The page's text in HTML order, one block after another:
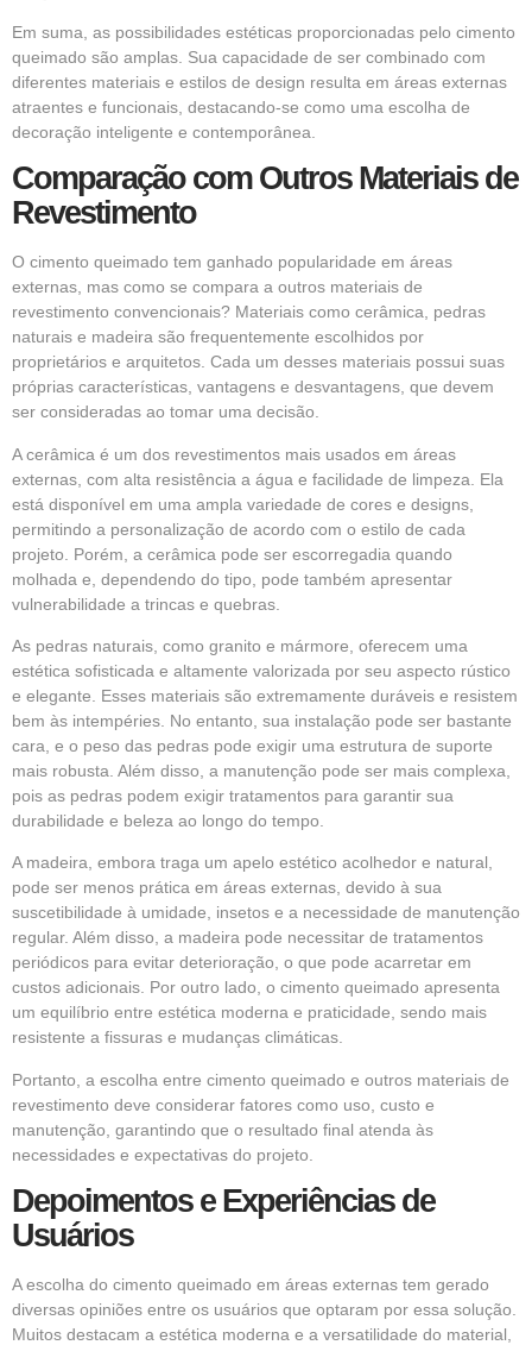
Em suma, as possibilidades estéticas proporcionadas pelo cimento
queimado são amplas. Sua capacidade de ser combinado com
diferentes materiais e estilos de design resulta em áreas externas
atraentes e funcionais, destacando-se como uma escolha de
decoração inteligente e contemporânea.
Comparação com Outros Materiais de
Revestimento
O cimento queimado tem ganhado popularidade em áreas
externas, mas como se compara a outros materiais de
revestimento convencionais? Materiais como cerâmica, pedras
naturais e madeira são frequentemente escolhidos por
proprietários e arquitetos. Cada um desses materiais possui suas
próprias características, vantagens e desvantagens, que devem
ser consideradas ao tomar uma decisão.
A cerâmica é um dos revestimentos mais usados em áreas
externas, com alta resistência a água e facilidade de limpeza. Ela
está disponível em uma ampla variedade de cores e designs,
permitindo a personalização de acordo com o estilo de cada
projeto. Porém, a cerâmica pode ser escorregadia quando
molhada e, dependendo do tipo, pode também apresentar
vulnerabilidade a trincas e quebras.
As pedras naturais, como granito e mármore, oferecem uma
estética sofisticada e altamente valorizada por seu aspecto rústico
e elegante. Esses materiais são extremamente duráveis e resistem
bem às intempéries. No entanto, sua instalação pode ser bastante
cara, e o peso das pedras pode exigir uma estrutura de suporte
mais robusta. Além disso, a manutenção pode ser mais complexa,
pois as pedras podem exigir tratamentos para garantir sua
durabilidade e beleza ao longo do tempo.
A madeira, embora traga um apelo estético acolhedor e natural,
pode ser menos prática em áreas externas, devido à sua
suscetibilidade à umidade, insetos e a necessidade de manutenção
regular. Além disso, a madeira pode necessitar de tratamentos
periódicos para evitar deterioração, o que pode acarretar em
custos adicionais. Por outro lado, o cimento queimado apresenta
um equilíbrio entre estética moderna e praticidade, sendo mais
resistente a fissuras e mudanças climáticas.
Portanto, a escolha entre cimento queimado e outros materiais de
revestimento deve considerar fatores como uso, custo e
manutenção, garantindo que o resultado final atenda às
necessidades e expectativas do projeto.
Depoimentos e Experiências de
Usuários
A escolha do cimento queimado em áreas externas tem gerado
diversas opiniões entre os usuários que optaram por essa solução.
Muitos destacam a estética moderna e a versatilidade do material,